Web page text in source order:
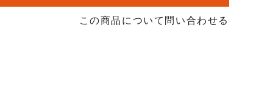
この商品について問い合わせる